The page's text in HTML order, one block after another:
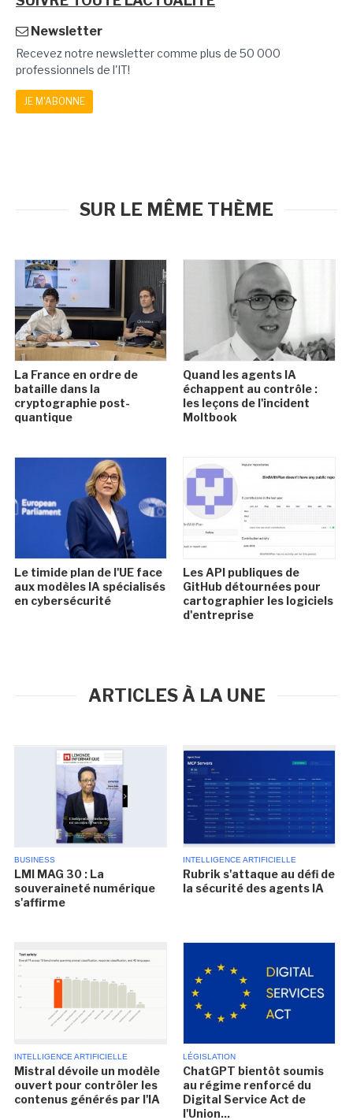
Newsletter
Recevez notre newsletter comme plus de 50 000
professionnels de l'IT!
JE M'ABONNE
SUR LE MÊME THÈME
La France en ordre de
bataille dans la
cryptographie post-
quantique
Quand les agents IA
échappent au contrôle :
les leçons de l'incident
Moltbook
Le timide plan de l'UE face
aux modèles IA spécialisés
en cybersécurité
Les API publiques de
GitHub détournées pour
cartographier les logiciels
d'entreprise
ARTICLES À LA UNE
BUSINESS
LMI MAG 30 : La
souveraineté numérique
s'affirme
INTELLIGENCE ARTIFICIELLE
Rubrik s'attaque au défi de
la sécurité des agents IA
INTELLIGENCE ARTIFICIELLE
Mistral dévoile un modèle
ouvert pour contrôler les
contenus générés par l'IA
LÉGISLATION
ChatGPT bientôt soumis
au régime renforcé du
Digital Service Act de
l'Union...